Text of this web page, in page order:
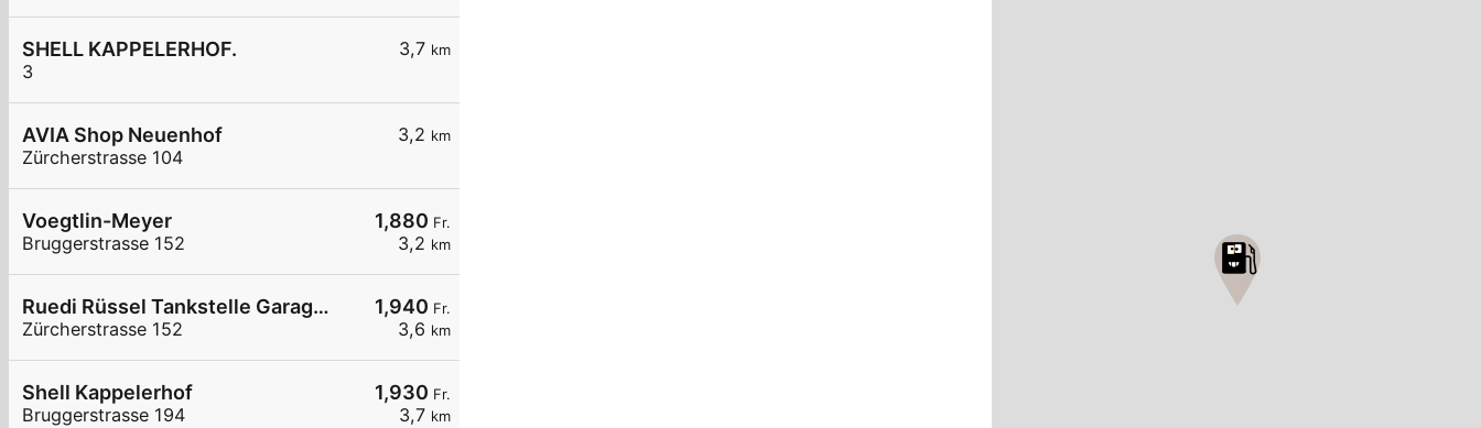
3,7 km
SHELL KAPPELERHOF.
3
3,2 km
AVIA Shop Neuenhof
Zürcherstrasse 104
1,880 Fr.
3,2 km
Voegtlin-Meyer
Bruggerstrasse 152
1,940 Fr.
3,6 km
Ruedi Rüssel Tankstelle Garage Matter AG
Zürcherstrasse 152
1,930 Fr.
3,7 km
Shell Kappelerhof
Bruggerstrasse 194